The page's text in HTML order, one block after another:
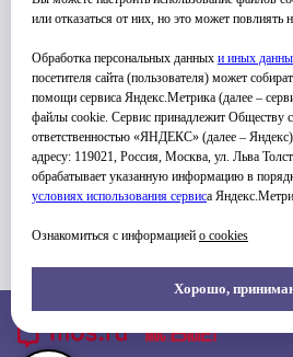
или отказаться от них, но это может повлиять
Обработка персональных данных и иных
посетителя сайта (пользователя) может
помощи сервиса Яндекс.Метрика (далее –
файлы cookie. Сервис принадлежит Обществу
ответственностью «ЯНДЕКС» (далее –
адресу: 119021, Россия, Москва, ул. Льва
обрабатывает указанную информацию в
условиях использования сервиса
Ознакомиться с информацией о cookies
Хорошо,
УЗНАТЬ